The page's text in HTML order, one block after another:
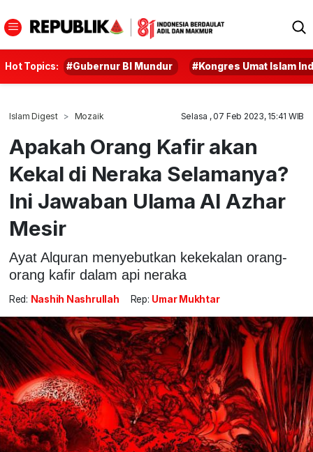
Hot Topics: #Gubernur BI Mundur #Kongres Umat Islam
Islam Digest Mozaik Selasa , 07 Feb 2023, 15:41 WIB
Apakah Orang Kafir akan
Kekal di Neraka Selamanya?
Ini Jawaban Ulama Al Azhar
Mesir
Ayat Alquran menyebutkan kekekalan orang-
orang kafir dalam api neraka
Red: Nashih Nashrullah Rep: Umar Mukhtar